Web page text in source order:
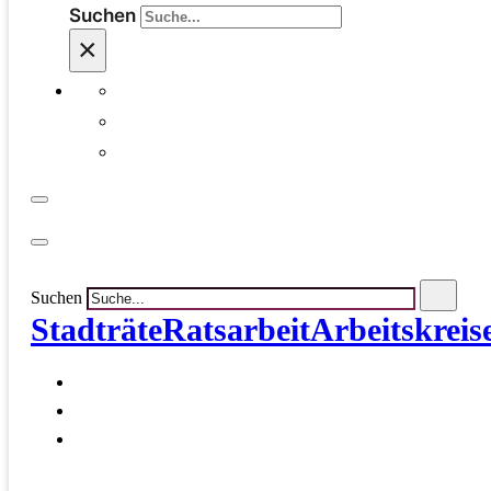
Suchen
×
Suchen
StadträteRatsarbeit